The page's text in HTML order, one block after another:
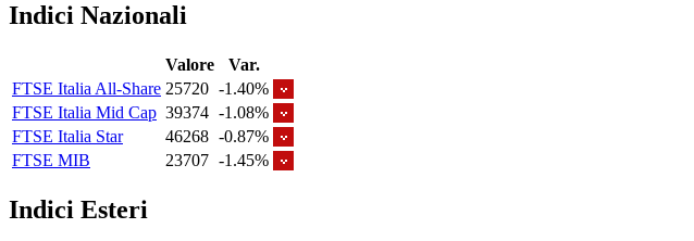
Indici Nazionali
Valore
Var.
FTSE Italia All-Share 25720 -1.40%
FTSE Italia Mid Cap 39374 -1.08%
FTSE Italia Star
46268 -0.87%
FTSE MIB
23707 -1.45%
Indici Esteri